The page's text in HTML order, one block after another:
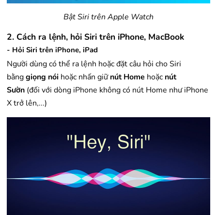
Bật Siri trên Apple Watch
2. Cách ra lệnh, hỏi Siri trên iPhone, MacBook
- Hỏi Siri trên iPhone, iPad
Người dùng có thể ra lệnh hoặc đặt câu hỏi cho Siri
bằnggiọng nói hoặc nhấn giữnút Home hoặc nút
Sườn (đối với dòng iPhone không có nút Home như iPhone
X trở lên,...)